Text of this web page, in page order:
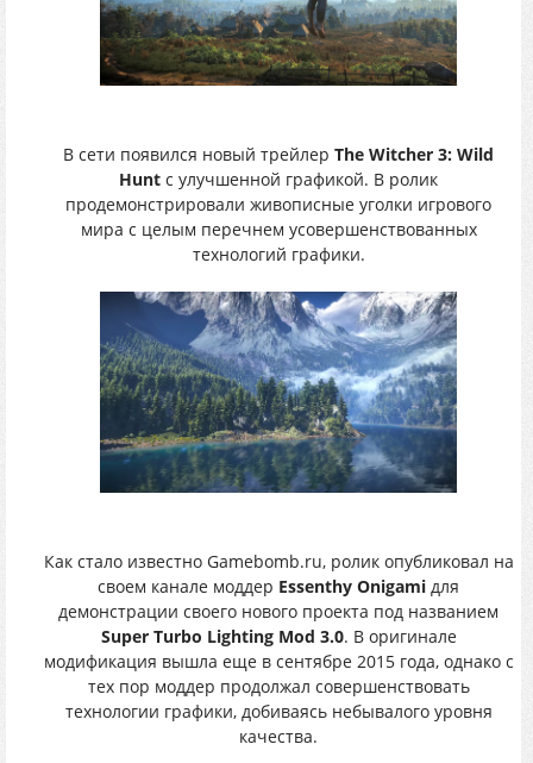
В сети появился новый трейлер The Witcher 3: Wild
Hunt с улучшенной графикой. В ролик
продемонстрировали живописные уголки игрового
мира с целым перечнем усовершенствованных
технологий графики.
Как стало известно Gamebomb.ru, ролик опубликовал на
своем канале моддер Essenthy Onigami для
демонстрации своего нового проекта под названием
Super Turbo Lighting Mod 3.0. В оригинале
модификация вышла еще в сентябре 2015 года, однако с
тех пор моддер продолжал совершенствовать
технологии графики, добиваясь небывалого уровня
качества.